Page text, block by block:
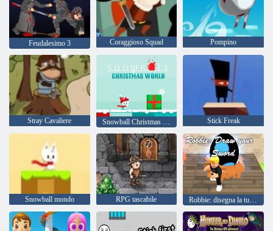
Feudalesimo 3 Coraggioso Squad Pompino
Stray Cavaliere Stick Freak
Snowball mondo RPG tascabile Robbie: disegna la tua spada